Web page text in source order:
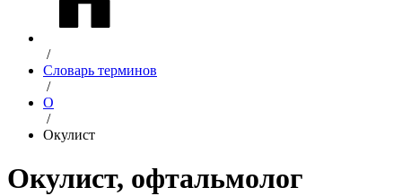
/
Словарь терминов
/
О
/
Окулист
Окулист, офтальмолог